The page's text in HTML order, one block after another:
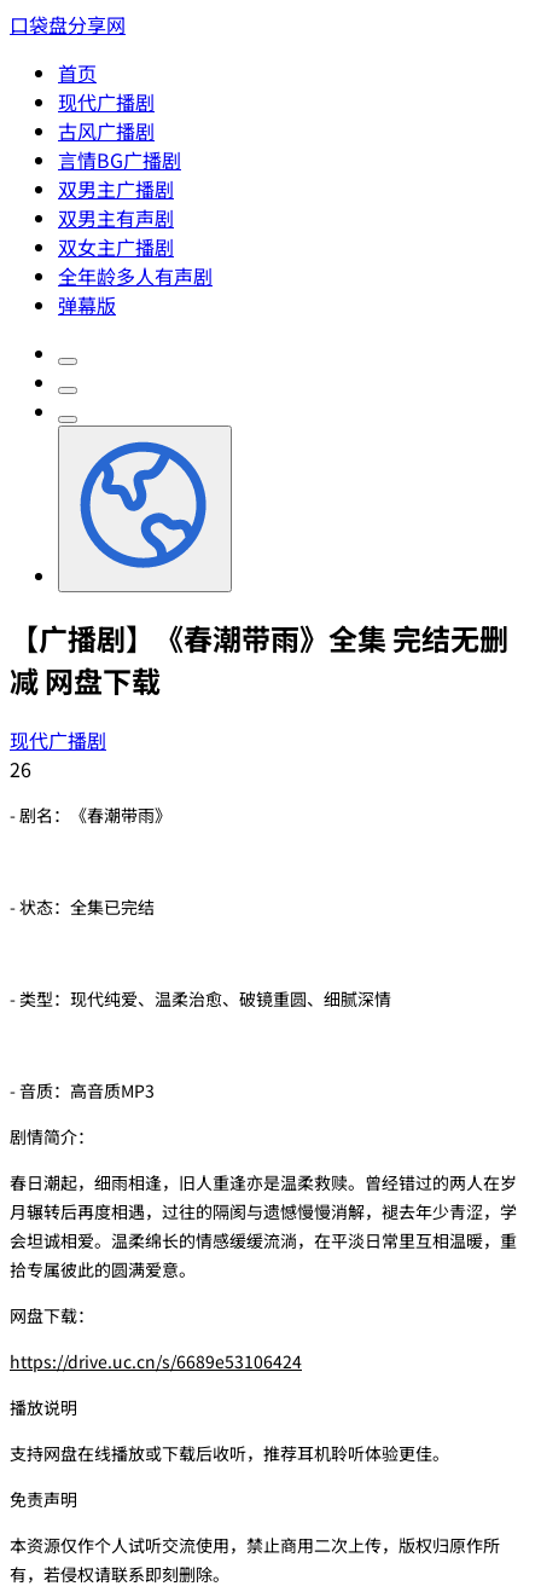
口袋盘分享网
首页
现代广播剧
古风广播剧
言情BG广播剧
双男主广播剧
双男主有声剧
双女主广播剧
全年龄多人有声剧
弹幕版
【广播剧】《春潮带雨》全集 完结无删
减 网盘下载
现代广播剧
26
- 剧名：《春潮带雨》
- 状态：全集已完结
- 类型：现代纯爱、温柔治愈、破镜重圆、细腻深情
- 音质：高音质MP3
剧情简介：
春日潮起，细雨相逢，旧人重逢亦是温柔救赎。曾经错过的两人在岁
月辗转后再度相遇，过往的隔阂与遗憾慢慢消解，褪去年少青涩，学
会坦诚相爱。温柔绵长的情感缓缓流淌，在平淡日常里互相温暖，重
拾专属彼此的圆满爱意。
网盘下载：
https://drive.uc.cn/s/6689e53106424
播放说明
支持网盘在线播放或下载后收听，推荐耳机聆听体验更佳。
免责声明
本资源仅作个人试听交流使用，禁止商用二次上传，版权归原作所
有，若侵权请联系即刻删除。